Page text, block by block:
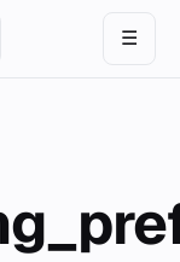
☰